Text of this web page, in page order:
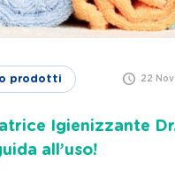
prodotti 22
Igienizzante
all’uso!